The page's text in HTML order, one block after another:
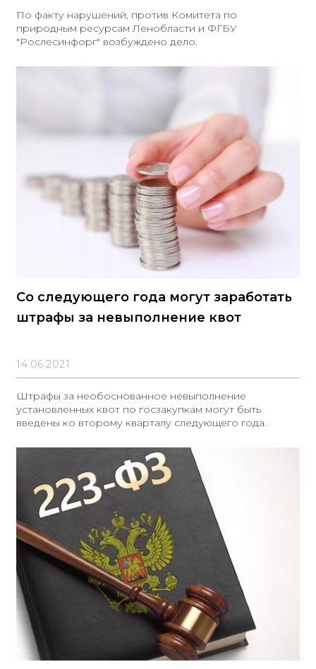
По факту нарушений, против Комитета по
природным ресурсам Ленобласти и ФГБУ
"Рослесинфорг" возбуждено дело.
Со следующего года могут заработать
штрафы за невыполнение квот
14.06.2021
Штрафы за необоснованное невыполнение
установленных квот по госзакупкам могут быть
введены ко второму кварталу следующего года.